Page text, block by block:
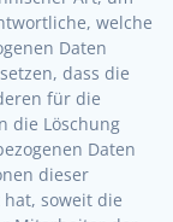
welche
Daten
dass die
für die
die Löschung
Daten
dieser
soweit die